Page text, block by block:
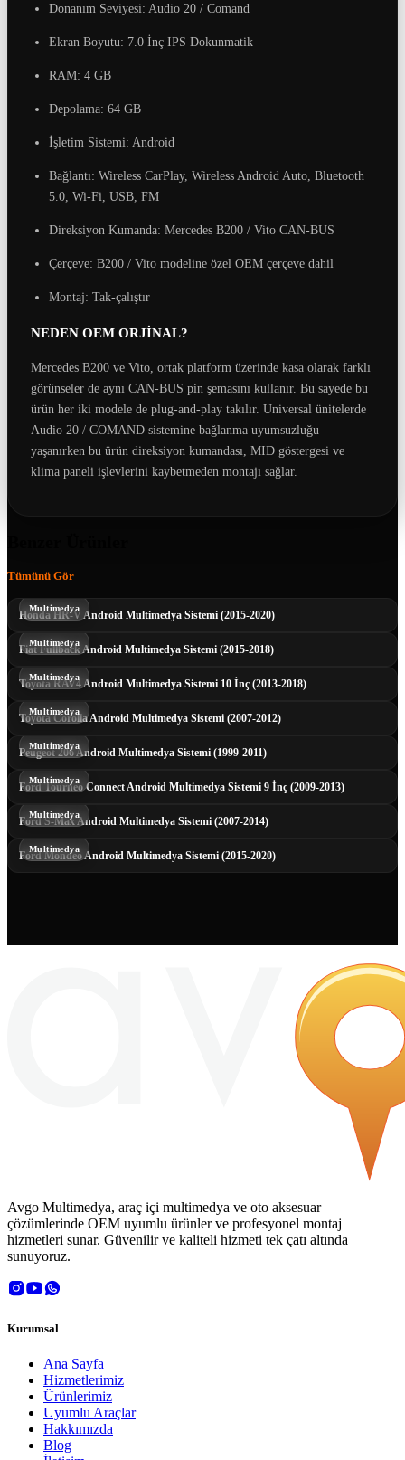
Donanım Seviyesi: Audio 20 / Comand
Ekran Boyutu: 7.0 İnç IPS Dokunmatik
RAM: 4 GB
Depolama: 64 GB
İşletim Sistemi: Android
Bağlantı: Wireless CarPlay, Wireless Android Auto, Bluetooth
5.0, Wi-Fi, USB, FM
Direksiyon Kumanda: Mercedes B200 / Vito CAN-BUS
Çerçeve: B200 / Vito modeline özel OEM çerçeve dahil
Montaj: Tak-çalıştır
NEDEN OEM ORJİNAL?
Mercedes B200 ve Vito, ortak platform üzerinde kasa olarak farklı
görünseler de aynı CAN-BUS pin şemasını kullanır. Bu sayede bu
ürün her iki modele de plug-and-play takılır. Universal ünitelerde
Audio 20 / COMAND sistemine bağlanma uyumsuzluğu
yaşanırken bu ürün direksiyon kumandası, MID göstergesi ve
klima paneli işlevlerini kaybetmeden montajı sağlar.
Tümünü Gör
Honda HR-V Android Multimedya Sistemi (2015-2020)
Multimedya
Fiat Fullback Android Multimedya Sistemi (2015-2018)
Multimedya
Toyota RAV4 Android Multimedya Sistemi 10 İnç (2013-2018)
Multimedya
Toyota Corolla Android Multimedya Sistemi (2007-2012)
Multimedya
Peugeot 206 Android Multimedya Sistemi (1999-2011)
Multimedya
Ford Tourneo Connect Android Multimedya Sistemi 9 İnç (2009-2013)
Multimedya
Ford S-Max Android Multimedya Sistemi (2007-2014)
Multimedya
Ford Mondeo Android Multimedya Sistemi (2015-2020)
Multimedya
Avgo Multimedya, araç içi multimedya ve oto aksesuar
çözümlerinde OEM uyumlu ürünler ve profesyonel montaj
hizmetleri sunar. Güvenilir ve kaliteli hizmeti tek çatı altında
sunuyoruz.
Kurumsal
Ana Sayfa
Hizmetlerimiz
Ürünlerimiz
Uyumlu Araçlar
Hakkımızda
Blog